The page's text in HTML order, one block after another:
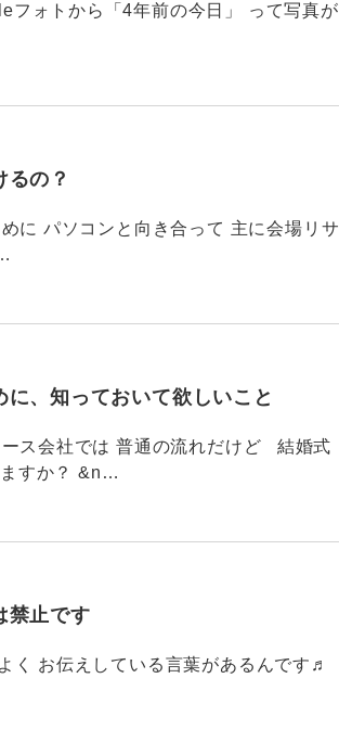
ォトから「4年前の今日」 って写真が
るの？
に パソコンと向き合って 主に会場リサ
、知っておいて欲しいこと
ス会社では 普通の流れだけど 結婚式
すか？ &n…
禁止です
く お伝えしている言葉があるんです♬